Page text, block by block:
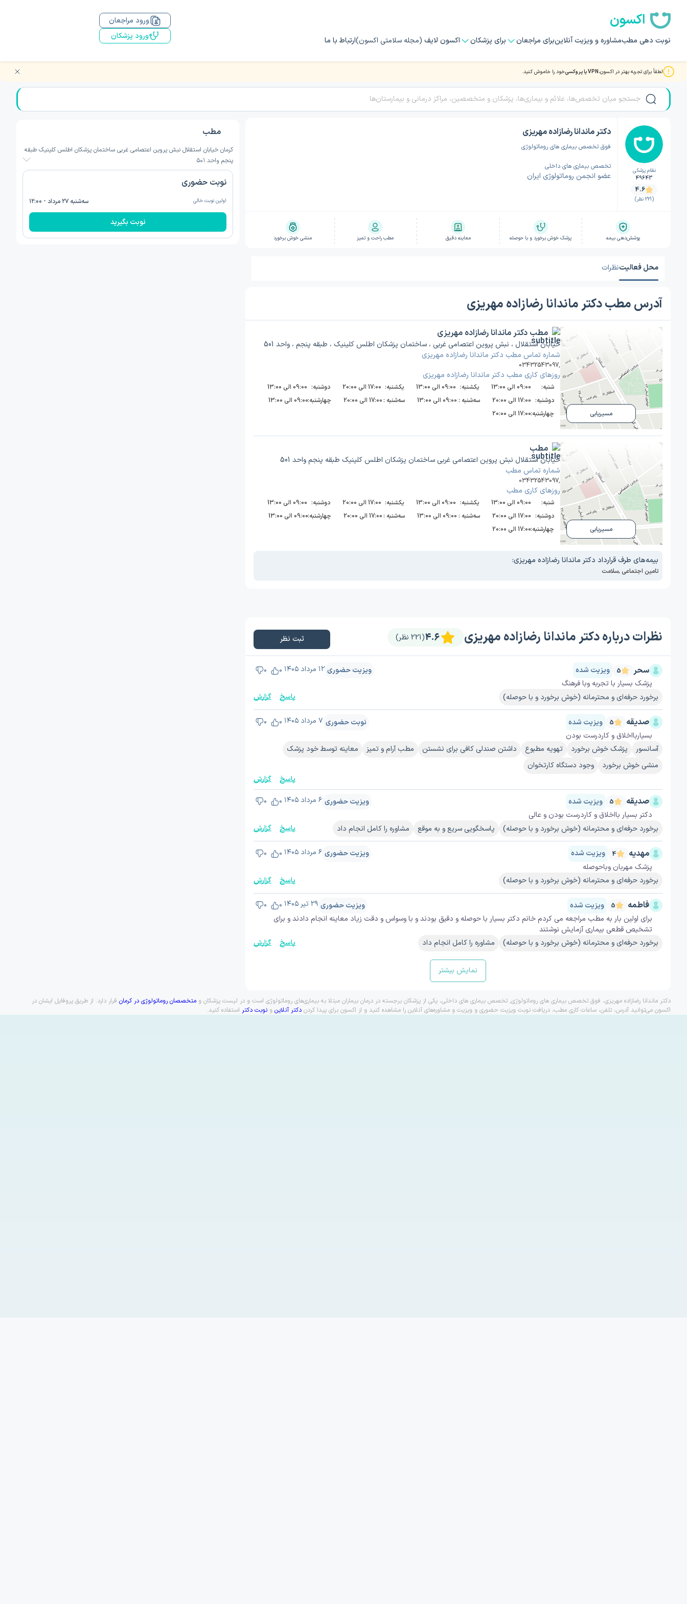
اکسون
نوبت دهی مطبمشاوره و ویزیت آنلاینبرای مراجعان برای پزشکان اکسون لایف (مجله سلامتی اکسون)ارتباط با ما
ورود مراجعان
ورود پزشکان
لطفاً برای تجربه بهتر در اکسون،VPN یا پروکسی خود را خاموش کنید. صفحه اصلی/دکتر روماتولوژی/دکتر روماتولوژی کرمان/دکتر ماندانا رضازاده مهریزی
نظام پزشکی
49643
4.6
(221 نظر)
دکتر ماندانا رضازاده مهریزی
فوق تخصص بیماری های روماتولوژی
تخصص بیماری های داخلی
عضو انجمن روماتولوژی ایران
پوشش‌دهی بیمه پزشک خوش برخورد و با حوصله معاینه دقیق مطب راحت و تمیز منشی خوش برخورد
محل فعالیتنظرات
آدرس مطب دکتر ماندانا رضازاده مهریزی
مسیریابی
مطب دکتر ماندانا رضازاده مهریزی
خیابان استقلال ، نبش پروین اعتصامی غربی ، ساختمان پزشکان اطلس کلینیک ، طبقه پنجم ، واحد 501
شماره تماس مطب دکتر ماندانا رضازاده مهریزی
03432543097,
روز‌های کاری مطب دکتر ماندانا رضازاده مهریزی
شنبه: 09:00 الی 13:00 یکشنبه: 09:00 الی 13:00 یکشنبه: 17:00 الی 20:00 دوشنبه: 09:00 الی 13:00
دوشنبه: 17:00 الی 20:00 سه‌شنبه : 09:00 الی 13:00 سه‌شنبه : 17:00 الی 20:00 چهارشنبه:09:00 الی 13:00
چهارشنبه:17:00 الی 20:00
مسیریابی
مطب
خیابان استقلال نبش پروین اعتصامی غربی ساختمان پزشکان اطلس کلینیک طبقه پنجم واحد 501
شماره تماس مطب
03432543097,
روز‌های کاری مطب
شنبه: 09:00 الی 13:00 یکشنبه: 09:00 الی 13:00 یکشنبه: 17:00 الی 20:00 دوشنبه: 09:00 الی 13:00
دوشنبه: 17:00 الی 20:00 سه‌شنبه : 09:00 الی 13:00 سه‌شنبه : 17:00 الی 20:00 چهارشنبه:09:00 الی 13:00
چهارشنبه:17:00 الی 20:00
بیمه‌های طرف قرارداد دکتر ماندانا رضازاده مهریزی:
تامین اجتماعی ,سلامت
نظرات درباره دکتر ماندانا رضازاده مهریزی (221 نظر)4.6 ثبت نظر
سحر 5 ویزیت شده ویزیت حضوری ۱۲ مرداد ۱۴۰۵ 0
0
پزشک بسیار با تجربه وبا فرهنگ
برخورد حرفه‌ای و محترمانه (خوش برخورد و با حوصله)
پاسخ گزارش
صدیقه 5 ویزیت شده نوبت حضوری ۷ مرداد ۱۴۰۵ 0
0
بسیاربااخلاق و کاردرست بودن
آسانسور
پزشک خوش برخورد تهویه مطبوع داشتن صندلی کافی برای نشستن مطب آرام و تمیز
معاینه توسط خود پزشک
منشی خوش برخورد
وجود دستگاه کارتخوان
پاسخ
گزارش
صدیقه 5 ویزیت شده ویزیت حضوری ۶ مرداد ۱۴۰۵ 0
0
دکتر بسیار بااخلاق و کاردرست بودن و عالی
برخورد حرفه‌ای و محترمانه (خوش برخورد و با حوصله)
پاسخگویی سریع و به موقع مشاوره را کامل انجام داد پاسخ گزارش
مهدیه 4 ویزیت شده ویزیت حضوری ۶ مرداد ۱۴۰۵ 0
0
پزشک مهربان وباحوصله
برخورد حرفه‌ای و محترمانه (خوش برخورد و با حوصله)
پاسخ گزارش
فاطمه 5 ویزیت شده ویزیت حضوری ۲۹ تیر ۱۴۰۵ 0
0
برای اولین بار به مطب مراجعه می کردم خانم دکتر بسیار با حوصله و دقیق بودند و با وسواس و دقت زیاد معاینه انجام دادند و برای
تشخیص قطعی بیماری آزمایش نوشتند
برخورد حرفه‌ای و محترمانه (خوش برخورد و با حوصله)
مشاوره را کامل انجام داد پاسخ گزارش
نمایش بیشتر
مطب
کرمان خیابان استقلال نبش پروین اعتصامی غربی ساختمان پزشکان اطلس کلینیک طبقه
پنجم واحد ۵۰۱
نوبت حضوری
اولین نوبت خالی سه‌شنبه ۲۷ مرداد - ۱۲:۰۰
نوبت بگیرید
دکتر ماندانا رضازاده مهریزی، فوق تخصص بیماری های روماتولوژی, تخصص بیماری های داخلی، یکی از پزشکان برجسته در درمان بیماران مبتلا به بیماری‌های روماتولوژی است و در لیست پزشکان و متخصصان روماتولوژی در کرمان قرار دارد. از طریق پروفایل ایشان در
اکسون می‌توانید آدرس، تلفن، ساعات کاری مطب، دریافت نوبت ویزیت حضوری و ویزیت و مشاوره‌های آنلاین را مشاهده کنید و از اکسون برای پیدا کردن دکتر آنلاین و نوبت دکتر استفاده کنید.